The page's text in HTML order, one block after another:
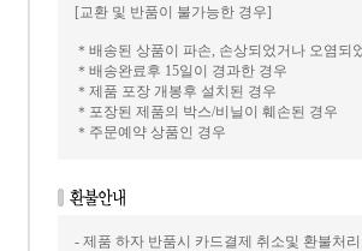
[교환 및 반품이 불가능한 경우]
＊배송된 상품이 파손, 손상되었거나 오염되
＊배송완료후 15일이 경과한 경우
＊제품 포장 개봉후 설치된 경우
＊포장된 제품의 박스/비닐이 훼손된 경우
＊주문예약 상품인 경우
- 제품 하자 반품시 카드결제 취소및 환불처